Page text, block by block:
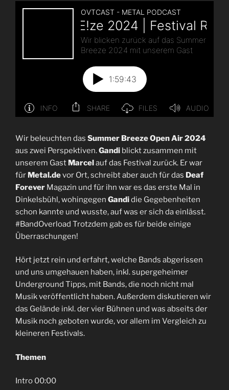
Wir beleuchten das Summer Breeze Open Air 2024
aus zwei Perspektiven.Gandi blickt zusammen mit
unserem Gast Marcelauf das Festival zurück. Er war
für Metal.devor Ort, schreibt aber auch für das Deaf
Forever Magazin und für ihn war es das erste Mal in
Dinkelsbühl, wohingegen Gandidie Gegebenheiten
schon kannte und wusste, auf was er sich da einlässt.
#BandOverload Trotzdem gab es für beide einige
Überraschungen!
Hört jetzt rein und erfahrt, welche Bands abgerissen
und uns umgehauen haben, inkl. supergeheimer
Underground Tipps, mit Bands, die noch nicht mal
Musik veröffentlicht haben. Außerdem diskutieren wir
das Gelände inkl. der vier Bühnen und was abseits der
Musik noch geboten wurde, vor allem im Vergleich zu
kleineren Festivals.
Themen
Intro 00:00